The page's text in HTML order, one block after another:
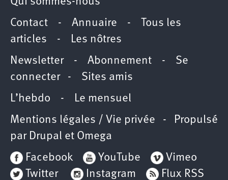
Contact - Annuaire -
Tous les
articles - Les nôtres
Newsletter- Abonnement - Se
connecter- Sites amis
L’hebdo - Le mensuel
Mentions légales / Vie privée - Propulsé
par Drupal et Omega
Facebook
YouTube
Vimeo
Twitter
Instagram Flux RSS